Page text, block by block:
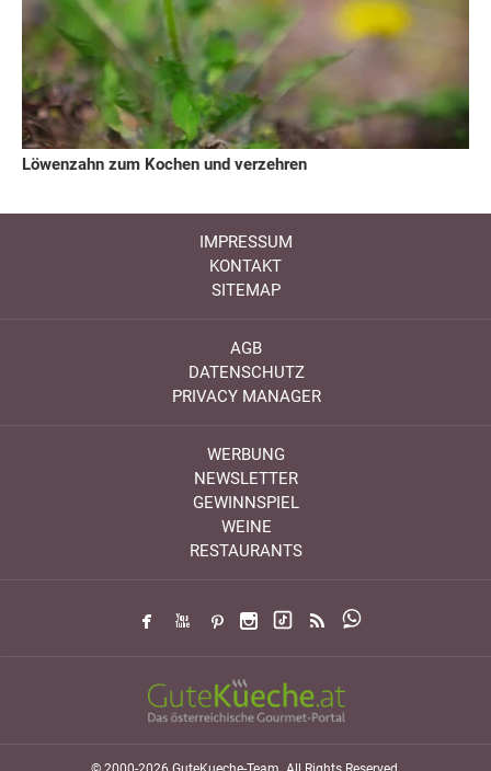
Löwenzahn zum Kochen und verzehren
IMPRESSUM
KONTAKT
SITEMAP
AGB
DATENSCHUTZ
PRIVACY MANAGER
WERBUNG
NEWSLETTER
GEWINNSPIEL
WEINE
RESTAURANTS